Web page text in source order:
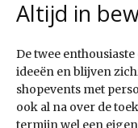
Altijd in
De twee
ideeën en blijven
shopevents met
ook al na over de
termijn wel een